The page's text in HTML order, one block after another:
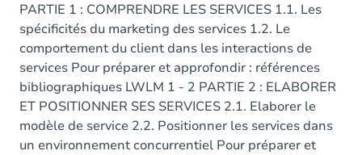
PARTIE 1 : COMPRENDRE LES SERVICES 1.1. Les
spécificités du marketing des services 1.2. Le
comportement du client dans les interactions de
services Pour préparer et approfondir : références
bibliographiques LWLM 1 - 2 PARTIE 2 : ELABORER
ET POSITIONNER SES SERVICES 2.1. Elaborer le
modèle de service 2.2. Positionner les services dans
un environnement concurrentiel Pour préparer et